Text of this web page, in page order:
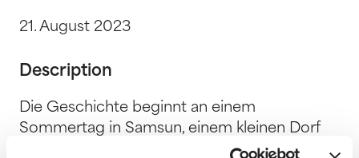
21. August 2023
Description
Die Geschichte beginnt an einem
Sommertag in Samsun, einem kleinen Dorf
bei der Stadt Çarsamba am Schwarzen Meer